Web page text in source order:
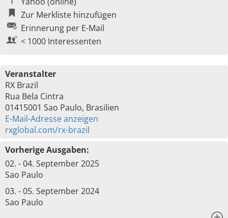
Zur Merkliste hinzufügen
Erinnerung per E-Mail
< 1000 Interessenten
Veranstalter
RX Brazil
Rua Bela Cintra
01415001 Sao Paulo, Brasilien
E-Mail-Adresse anzeigen
rxglobal.com/rx-brazil
Vorherige Ausgaben:
02. - 04. September 2025
Sao Paulo
03. - 05. September 2024
Sao Paulo